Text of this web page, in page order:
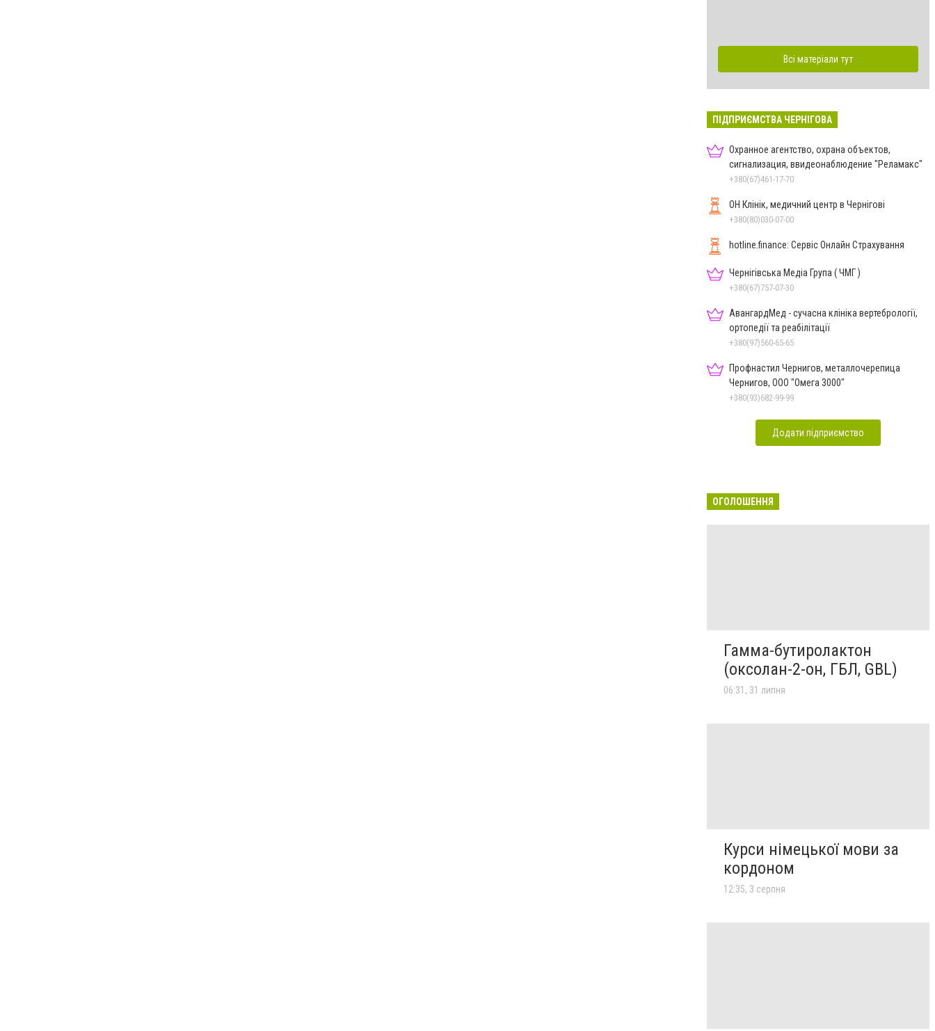
Всі матеріали тут
ПІДПРИЄМСТВА ЧЕРНІГОВА
Охранное агентство, охрана объектов,
сигнализация, ввидеонаблюдение "Реламакс"
+380(67)461-17-70
ОН Клінік, медичний центр в Чернігові
+380(80)030-07-00
hotline.finance: Сервіс Онлайн Страхування
Чернігівська Медіа Група ( ЧМГ )
+380(67)757-07-30
АвангардМед - сучасна клініка вертебрології,
ортопедії та реабілітації
+380(97)560-65-65
Профнастил Чернигов, металлочерепица
Чернигов, ООО "Омега 3000"
+380(93)682-99-99
Додати підприємство
ОГОЛОШЕННЯ
Гамма-бутиролактон
(оксолан-2-он, ГБЛ, GBL)
06:31, 31 липня
Курси німецької мови за
кордоном
12:35, 3 серпня